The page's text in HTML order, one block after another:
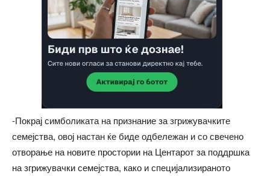
-Покрај симболиката на признание за згрижувачките
семејства, овој настан ќе биде одбележан и со свечено
отворање на новите простории на Центарот за поддршка
на згрижувачки семејства, како и специјализираното